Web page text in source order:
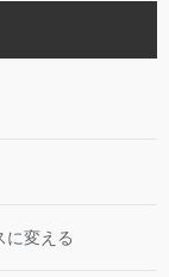
に変える